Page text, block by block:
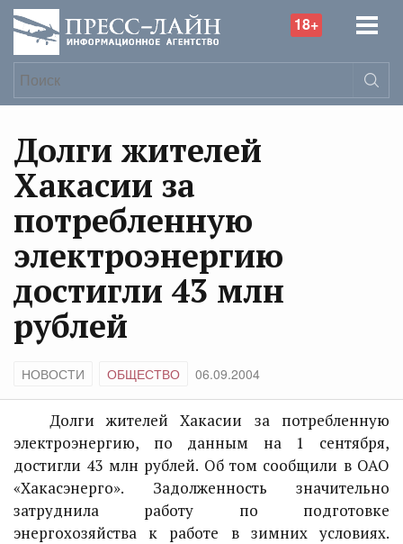
18+
Долги жителей
Хакасии за
потребленную
электроэнергию
достигли 43 млн
рублей
НОВОСТИ ОБЩЕСТВО 06.09.2004
Долги жителей Хакасии за потребленную
электроэнергию, по данным на 1 сентября,
достигли 43 млн рублей. Об том сообщили в ОАО
«Хакасэнерго». Задолженность значительно
затруднила работу по подготовке
энергохозяйства к работе в зимних условиях.